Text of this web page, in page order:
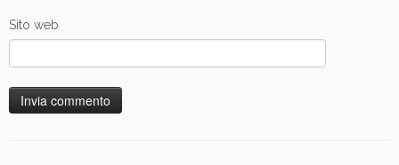
Sito web